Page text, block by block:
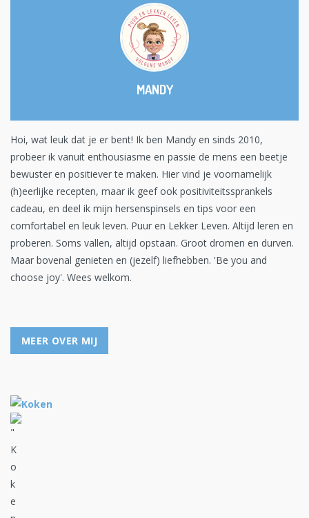
MANDY
Hoi, wat leuk dat je er bent! Ik ben Mandy en sinds 2010,
probeer ik vanuit enthousiasme en passie de mens een beetje
bewuster en positiever te maken. Hier vind je voornamelijk
(h)eerlijke recepten, maar ik geef ook positiviteitssprankels
cadeau, en deel ik mijn hersenspinsels en tips voor een
comfortabel en leuk leven. Puur en Lekker Leven. Altijd leren en
proberen. Soms vallen, altijd opstaan. Groot dromen en durven.
Maar bovenal genieten en (jezelf) liefhebben. 'Be you and
choose joy'. Wees welkom.
MEER OVER MIJ